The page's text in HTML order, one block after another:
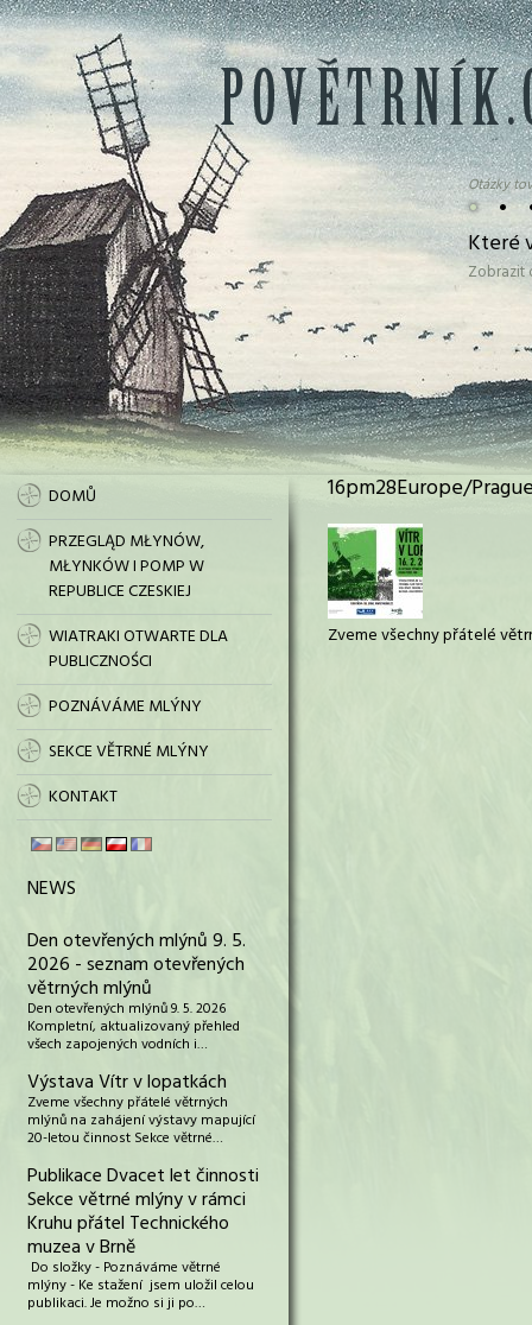
• •
Otázky
Které
DOMŮ
PRZEGLĄD MŁYNÓW,
MŁYNKÓW I POMP W
REPUBLICE CZESKIEJ
WIATRAKI OTWARTE DLA
PUBLICZNOŚCI
POZNÁVÁME MLÝNY
SEKCE VĚTRNÉ MLÝNY
KONTAKT
NEWS
Den otevřených mlýnů 9. 5.
2026 - seznam otevřených
větrných mlýnů
Den otevřených mlýnů 9. 5. 2026
Kompletní, aktualizovaný přehled
všech zapojených vodních i…
Výstava Vítr v lopatkách
Zveme všechny přátelé větrných
mlýnů na zahájení výstavy mapující
20-letou činnost Sekce větrné…
Publikace Dvacet let činnosti
Sekce větrné mlýny v rámci
Kruhu přátel Technického
muzea v Brně
Do složky - Poznáváme větrné
mlýny - Ke stažení jsem uložil celou
publikaci. Je možno si ji po…
16pm28Europe/
Zveme všechny přátelé